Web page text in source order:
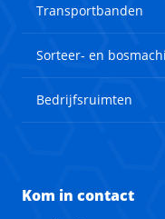
Transportbanden
Sorteer- en
Bedrijfsruimten
Kom in contact